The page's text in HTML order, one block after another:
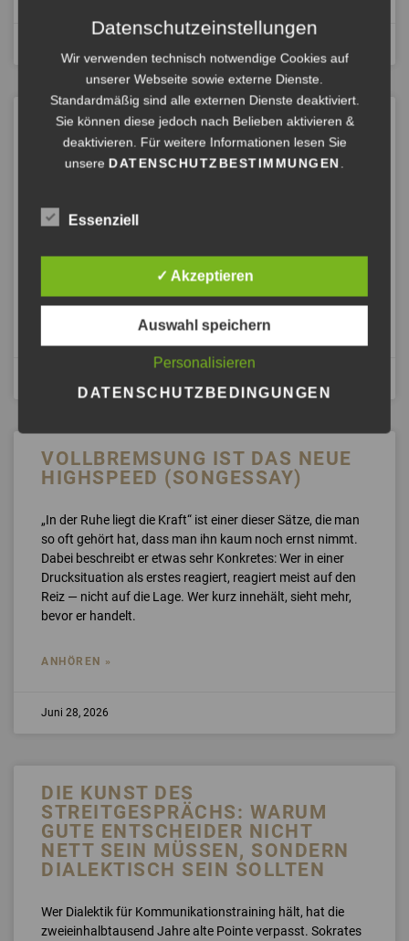
EIN CHANSON FÜR ALLE, DIE
GERADE NOCH RENNEN
fühlen: das Rennen ohne Ziel, den Moment, in dem einen
der Schock aus der Bahn wirft – und den Weg zurück in
Umsetzungsvierschritt als Herzstück und einem Verweis
auf Astrid Göschels „Hirnbegabt“.
VOLLBREMSUNG IST DAS NEUE
HIGHSPEED (SONGESSAY)
„In der Ruhe liegt die Kraft“ ist einer dieser Sätze, die man
so oft gehört hat, dass man ihn kaum noch ernst nimmt.
Dabei beschreibt er etwas sehr Konkretes: Wer in einer
Drucksituation als erstes reagiert, reagiert meist auf den
Reiz — nicht auf die Lage. Wer kurz innehält, sieht mehr,
bevor er handelt.
ANHÖREN »
Juni 28, 2026
DIE KUNST DES
STREITGESPRÄCHS: WARUM
GUTE ENTSCHEIDER NICHT
NETT SEIN MÜSSEN, SONDERN
DIALEKTISCH SEIN SOLLTEN
Wer Dialektik für Kommunikationstraining hält, hat die
zweieinhalbtausend Jahre alte Pointe verpasst. Sokrates
Datenschutzeinstellungen
Wir verwenden technisch notwendige Cookies auf
unserer Webseite sowie externe Dienste.
Standardmäßig sind alle externen Dienste deaktiviert.
Sie können diese jedoch nach Belieben aktivieren &
deaktivieren. Für weitere Informationen lesen Sie
unsereDATENSCHUTZBESTIMMUNGEN
Essenziell
✓ Akzeptieren
Auswahl speichern
Personalisieren
DATENSCHUTZBEDINGUNGEN